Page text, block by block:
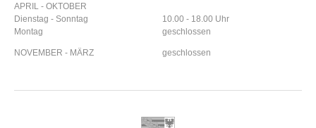
APRIL - OKTOBER
Dienstag - Sonntag
Montag
10.00 - 18.00 Uhr
geschlossen
NOVEMBER - MÄRZ geschlossen